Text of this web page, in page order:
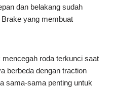
dan belakang sudah
yang membuat
roda terkunci saat
berbeda dengan traction
sama-sama penting untuk